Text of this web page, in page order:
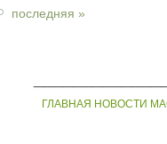
последняя »
ГЛАВНАЯ НОВОСТИ